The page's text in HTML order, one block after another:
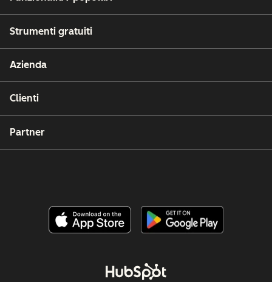
Strumenti gratuiti
Azienda
Clienti
Partner